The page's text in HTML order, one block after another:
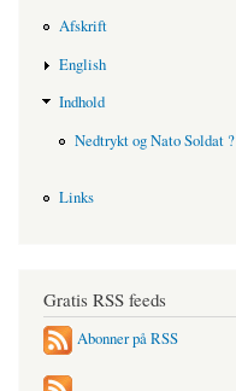
Afskrift
English
Indhold
Nedtrykt og Nato Soldat ?
Links
Gratis RSS feeds
Abonner på RSS